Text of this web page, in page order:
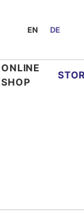
EN DE
ONLINE
SHOP